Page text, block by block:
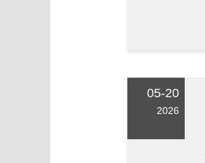
05-20
2026